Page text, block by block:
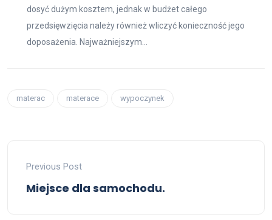
dosyć dużym kosztem, jednak w budżet całego
przedsięwzięcia należy również wliczyć konieczność jego
doposażenia. Najważniejszym...
materac materace wypoczynek
Previous Post
Miejsce dla samochodu.